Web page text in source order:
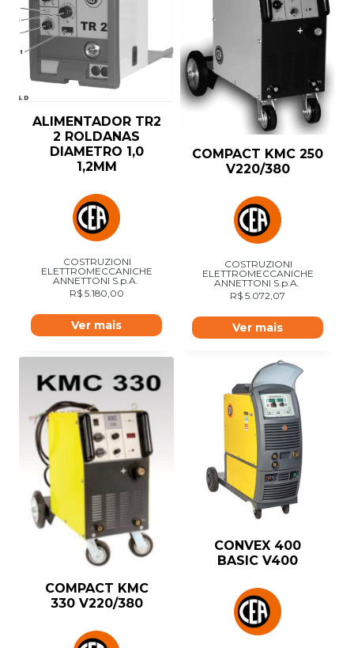
ALIMENTADOR TR2
2 ROLDANAS
DIAMETRO 1,0
1,2MM
COSTRUZIONI
ELETTROMECCANICHE
ANNETTONI S.p.A.
R$5.180,00
Ver mais
COMPACT KMC 250
V220/380
COSTRUZIONI
ELETTROMECCANICHE
ANNETTONI S.p.A.
R$ 5.072,07
Ver mais
COMPACT KMC
330 V220/380
CONVEX 400
BASIC V400